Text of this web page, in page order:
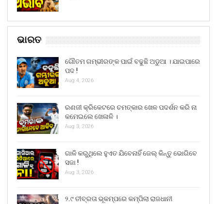
ଭାରତ
ଗୌତମ ଗମ୍ଭୀରଙ୍କ ପାଇଁ ବଢୁଛି ଅଡୁଆ । ଯାଇପାରେ
ପଦ !
Aug 4, 2026
ରଣଜୀ କ୍ରିକେଟରେ ଚମତ୍କାର ଖେଳ ପଦର୍ଶନ କରି ନା
କମେଇଲେ ଖେଳାଳି ।
Aug 3, 2026
ଗାଳି କରୁଥିଲେ ହୁଏତ ଯିବେନାହିଁ ଜେଲ୍ କିନ୍ତୁ ଭୋଗିବେ
ସଜା !
Aug 3, 2026
୨.୯ ତୀବ୍ରତା ଭୂକମ୍ପରେ କମ୍ପିଲା ରାଜଧାନୀ